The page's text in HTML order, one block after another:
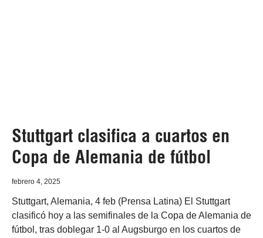
Stuttgart clasifica a cuartos en
Copa de Alemania de fútbol
febrero 4, 2025
Stuttgart, Alemania, 4 feb (Prensa Latina) El Stuttgart
clasificó hoy a las semifinales de la Copa de Alemania de
fútbol, tras doblegar 1-0 al Augsburgo en los cuartos de